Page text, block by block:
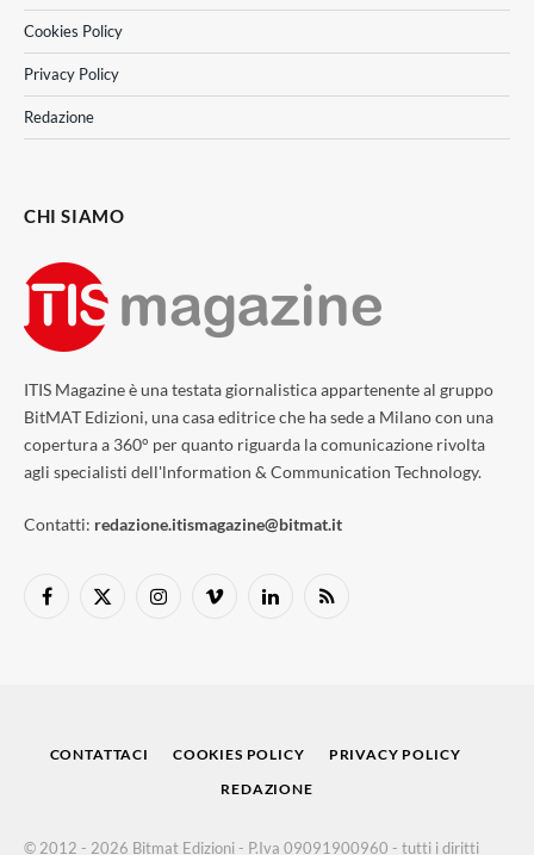
Cookies Policy
Privacy Policy
Redazione
CHI SIAMO
ITIS Magazine è una testata giornalistica appartenente al gruppo
BitMAT Edizioni, una casa editrice che ha sede a Milano con una
copertura a 360° per quanto riguarda la comunicazione rivolta
agli specialisti dell'lnformation & Communication Technology.
Contatti: redazione.itismagazine@bitmat.it
Facebook
X
InstagramVimeo LinkedInRSS
CONTATTACI COOKIES POLICY
PRIVACY POLICY
REDAZIONE
© 2012 - 2026 Bitmat Edizioni - P.Iva 09091900960 - tutti i diritti